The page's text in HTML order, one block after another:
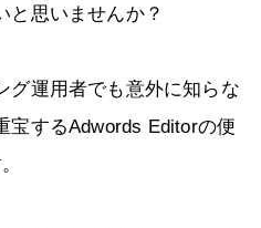
と思いませんか？
グ運用者でも意外に知らな
宝するAdwords Editorの便